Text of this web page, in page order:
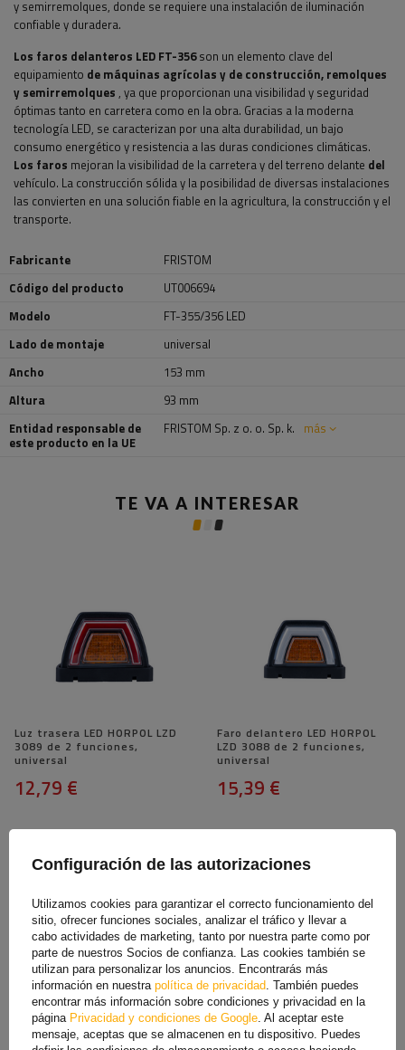
y semirremolques, donde se requiere una instalación de iluminación
confiable y duradera.
Los faros delanteros LED FT-356son un elemento clave del
equipamiento de máquinas agrícolas y de construcción, remolques
y semirremolques , ya que proporcionan una visibilidad y seguridad
óptimas tanto en carretera como en la obra. Gracias a la moderna
tecnología LED, se caracterizan por una alta durabilidad, un bajo
consumo energético y resistencia a las duras condiciones climáticas.
Los faros mejoran la visibilidad de la carretera y del terreno delante del
vehículo. La construcción sólida y la posibilidad de diversas instalaciones
las convierten en una solución fiable en la agricultura, la construcción y el
transporte.
Fabricante
FRISTOM
Código del producto
UT006694
Modelo
FT-355/356 LED
Lado de montaje
universal
Ancho
153 mm
Altura
93 mm
Entidad responsable de
este producto en la UE
FRISTOM Sp. z o. o. Sp. k. más
TE VA A INTERESAR
Luz trasera LED HORPOL LZD
3089 de 2 funciones,
universal
12,79 €
Faro delantero LED HORPOL
LZD 3088 de 2 funciones,
universal
15,39 €
Carcasa de lámpara LED
FRISTOM FT-355/356 para
montaje empotrado,
Portalámparas FRISTOM FT-
355/356 para montaje
lateral universal
Configuración de las autorizaciones
Utilizamos cookies para garantizar el correcto funcionamiento del
sitio, ofrecer funciones sociales, analizar el tráfico y llevar a
cabo actividades de marketing, tanto por nuestra parte como por
parte de nuestros Socios de confianza. Las cookies también se
utilizan para personalizar los anuncios. Encontrarás más
información en nuestra política de privacidad . También puedes
encontrar más información sobre condiciones y privacidad en la
página Privacidad y condiciones de Google . Al aceptar este
mensaje, aceptas que se almacenen en tu dispositivo. Puedes